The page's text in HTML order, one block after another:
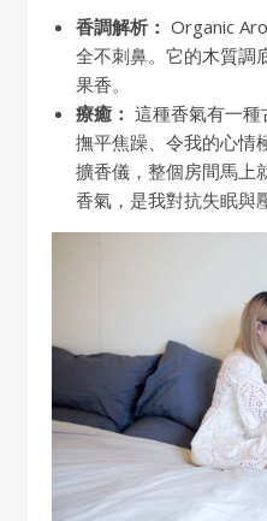
香調解析： Organic
全不刺鼻。它的木質調
果香。
療癒： 這種香氣有一
撫平焦躁、令我的心情
擴香儀，整個房間馬上
香氣，是我對抗失眠與